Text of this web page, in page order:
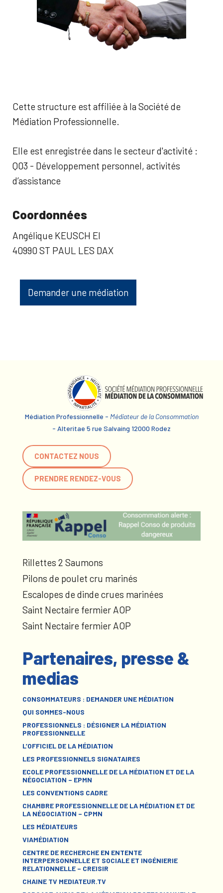
Cette structure est affiliée à la Société de
Médiation Professionnelle.
Elle est enregistrée dans le secteur d'activité :
Q03 - Développement personnel, activités
d’assistance
Coordonnées
Angélique KEUSCH EI
40990 ST PAUL LES DAX
Demander une médiation
Médiation Professionnelle - Médiateur de la Consommation
- Alteritae 5 rue Salvaing 12000 Rodez
CONTACTEZ NOUS
PRENDRE RENDEZ-VOUS
Rillettes 2 Saumons
Pilons de poulet cru marinés
Escalopes de dinde crues marinées
Saint Nectaire fermier AOP
Saint Nectaire fermier AOP
Partenaires, presse &
medias
CONSOMMATEURS : DEMANDER UNE MÉDIATION
QUI SOMMES-NOUS
PROFESSIONNELS : DÉSIGNER LA MÉDIATION
PROFESSIONNELLE
L’OFFICIEL DE LA MÉDIATION
LES PROFESSIONNELS SIGNATAIRES
ECOLE PROFESSIONNELLE DE LA MÉDIATION ET DE LA
NÉGOCIATION – EPMN
LES CONVENTIONS CADRE
CHAMBRE PROFESSIONNELLE DE LA MÉDIATION ET DE
LA NÉGOCIATION – CPMN
LES MÉDIATEURS
VIAMÉDIATION
CENTRE DE RECHERCHE EN ENTENTE
INTERPERSONNELLE ET SOCIALE ET INGÉNIERIE
RELATIONNELLE – CREISIR
CHAINE TV MEDIATEUR.TV